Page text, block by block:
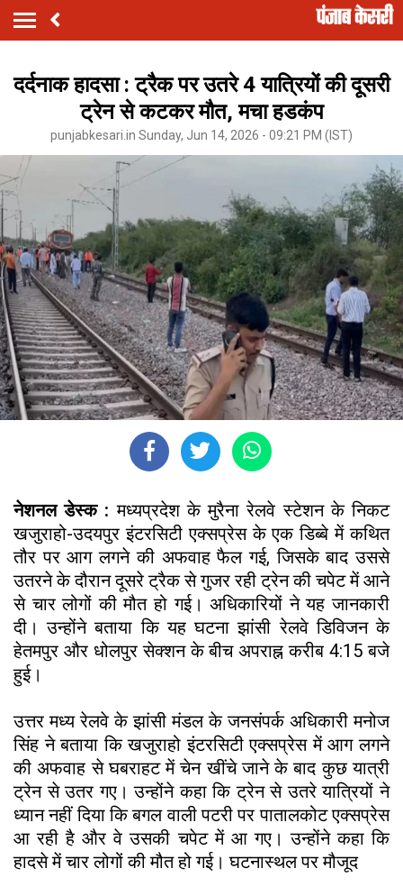
दर्दनाक हादसा : ट्रैक पर उतरे 4 यात्रियों की दूसरी
ट्रेन से कटकर मौत, मचा हडकंप
punjabkesari.in Sunday, Jun 14, 2026 - 09:21 PM (IST)
नेशनल डेस्क :मध्यप्रदेश के मुरैना रेलवे स्टेशन के निकट
खजुराहो-उदयपुर इंटरसिटी एक्सप्रेस के एक डिब्बे में कथित
तौर पर आग लगने की अफवाह फैल गई, जिसके बाद उससे
उतरने के दौरान दूसरे ट्रैक से गुजर रही ट्रेन की चपेट में आने
से चार लोगों की मौत हो गई। अधिकारियों ने यह जानकारी
दी। उन्होंने बताया कि यह घटना झांसी रेलवे डिविजन के
हेतमपुर और धोलपुर सेक्शन के बीच अपराह्न करीब 4:15 बजे
हुई।
उत्तर मध्य रेलवे के झांसी मंडल के जनसंपर्क अधिकारी मनोज
सिंह ने बताया कि खजुराहो इंटरसिटी एक्सप्रेस में आग लगने
की अफवाह से घबराहट में चेन खींचे जाने के बाद कुछ यात्री
ट्रेन से उतर गए। उन्होंने कहा कि ट्रेन से उतरे यात्रियों ने
ध्यान नहीं दिया कि बगल वाली पटरी पर पातालकोट एक्सप्रेस
आ रही है और वे उसकी चपेट में आ गए। उन्होंने कहा कि
हादसे में चार लोगों की मौत हो गई। घटनास्थल पर मौजूद